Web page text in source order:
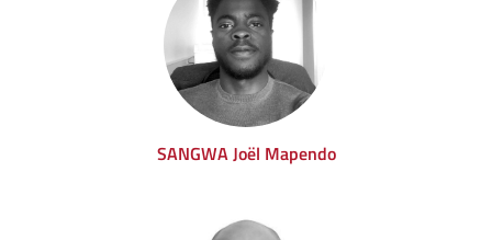
SANGWA Joël Mapendo